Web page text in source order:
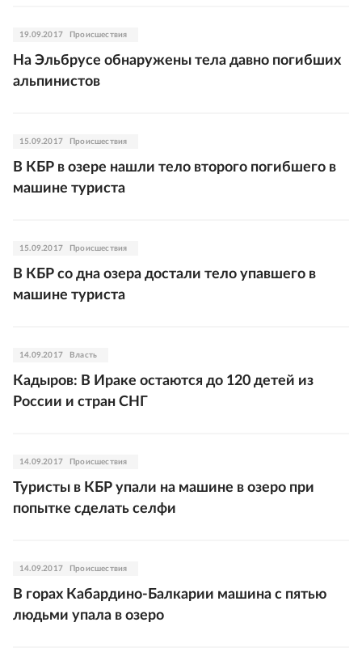
19.09.2017 Происшествия
На Эльбрусе обнаружены тела давно погибших
альпинистов
15.09.2017 Происшествия
В КБР в озере нашли тело второго погибшего в
машине туриста
15.09.2017 Происшествия
В КБР со дна озера достали тело упавшего в
машине туриста
14.09.2017 Власть
Кадыров: В Ираке остаются до 120 детей из
России и стран СНГ
14.09.2017 Происшествия
Туристы в КБР упали на машине в озеро при
попытке сделать селфи
14.09.2017 Происшествия
В горах Кабардино-Балкарии машина с пятью
людьми упала в озеро